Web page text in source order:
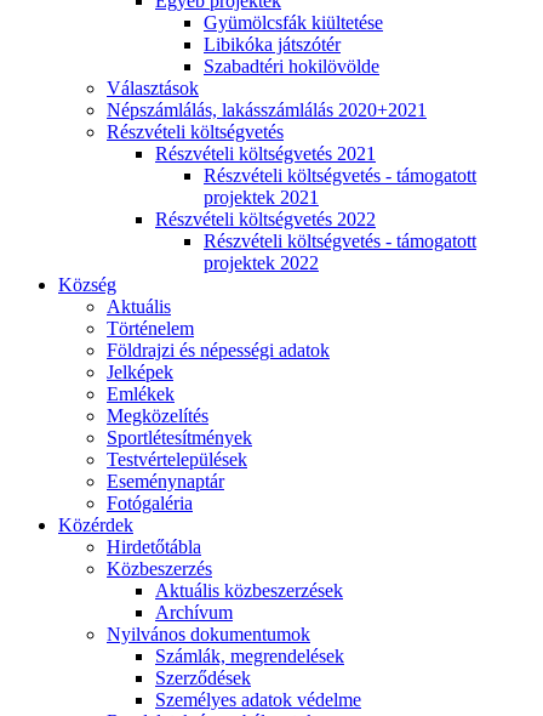
Gyümölcsfák kiültetése
Libikóka játszótér
Szabadtéri hokilövölde
Választások
Népszámlálás, lakásszámlálás 2020+2021
Részvételi költségvetés
Részvételi költségvetés 2021
Részvételi költségvetés - támogatott
projektek 2021
Részvételi költségvetés 2022
Részvételi költségvetés - támogatott
projektek 2022
Község
Aktuális
Történelem
Földrajzi és népességi adatok
Jelképek
Emlékek
Megközelítés
Sportlétesítmények
Testvértelepülések
Eseménynaptár
Fotógaléria
Közérdek
Hirdetőtábla
Közbeszerzés
Aktuális közbeszerzések
Archívum
Nyilvános dokumentumok
Számlák, megrendelések
Szerződések
Személyes adatok védelme